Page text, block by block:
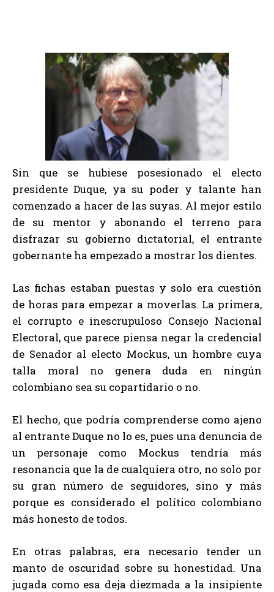
Sin que se hubiese posesionado el electo
presidente Duque, ya su poder y talante han
comenzado a hacer de las suyas. Al mejor estilo
de su mentor y abonando el terreno para
disfrazar su gobierno dictatorial, el entrante
gobernante ha empezado a mostrar los dientes.
Las fichas estaban puestas y solo era cuestión
de horas para empezar a moverlas. La primera,
el corrupto e inescrupuloso Consejo Nacional
Electoral, que parece piensa negar la credencial
de Senador al electo Mockus, un hombre cuya
talla moral no genera duda en ningún
colombiano sea su copartidario o no.
El hecho, que podría comprenderse como ajeno
al entrante Duque no lo es, pues una denuncia de
un personaje como Mockus tendría más
resonancia que la de cualquiera otro, no solo por
su gran número de seguidores, sino y más
porque es considerado el político colombiano
más honesto de todos.
En otras palabras, era necesario tender un
manto de oscuridad sobre su honestidad. Una
jugada como esa deja diezmada a la insipiente